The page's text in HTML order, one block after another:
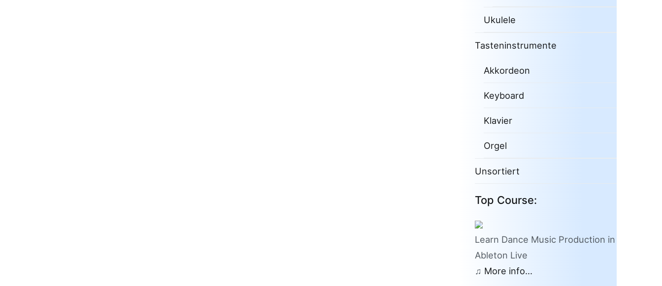
Ukulele
Tasteninstrumente
Akkordeon
Keyboard
Klavier
Orgel
Unsortiert
Top Course:
Learn Dance Music Production in
Ableton Live
♫ More info...